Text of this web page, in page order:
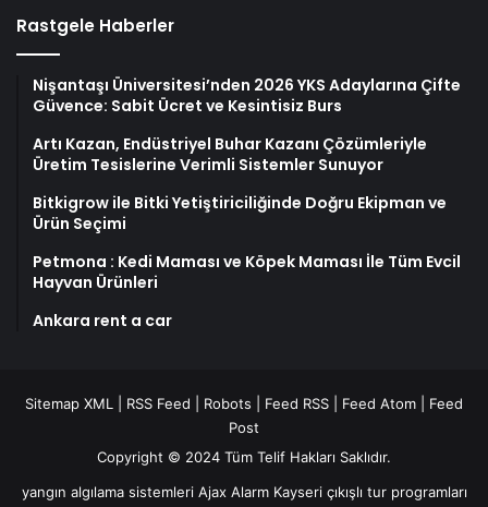
Rastgele Haberler
Nişantaşı Üniversitesi’nden 2026 YKS Adaylarına Çifte
Güvence: Sabit Ücret ve Kesintisiz Burs
Artı Kazan, Endüstriyel Buhar Kazanı Çözümleriyle
Üretim Tesislerine Verimli Sistemler Sunuyor
Bitkigrow ile Bitki Yetiştiriciliğinde Doğru Ekipman ve
Ürün Seçimi
Petmona : Kedi Maması ve Köpek Maması İle Tüm Evcil
Hayvan Ürünleri
Ankara rent a car
Sitemap XML RSS Feed Robots Feed RSS Feed Atom
Feed
Post
Copyright © 2024 Tüm Telif Hakları Saklıdır.
yangın algılama sistemleri Ajax Alarm Kayseri çıkışlı tur programları